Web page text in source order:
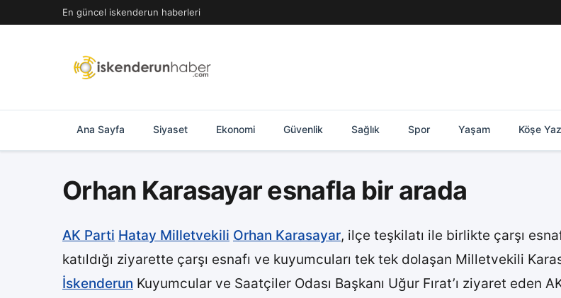
geç
En güncel iskenderun haberleri
Ana Sayfa Siyaset Ekonomi Güvenlik Sağlık Spor Yaşam Köşe
Orhan Karasayar esnafla bir arada
AK Parti Hatay Milletvekili Orhan Karasayar, ilçe teşkilatı ile birlikte çarşı
katıldığı ziyarette çarşı esnafı ve kuyumcuları tek tek dolaşan Milletvekili
İskenderun Kuyumcular ve Saatçiler Odası Başkanı Uğur Fırat’ı ziyaret eden